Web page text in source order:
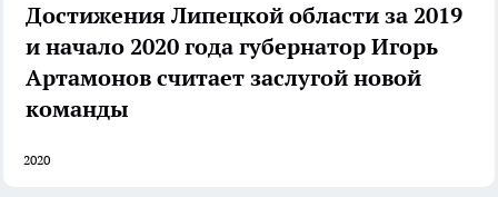
Достижения Липецкой области за 2019
и начало 2020 года губернатор Игорь
Артамонов считает заслугой новой
команды
2020